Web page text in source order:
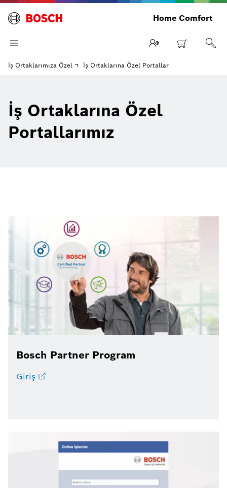
Home Comfort
İş Ortaklarımıza Özel İş Ortaklarına Özel Portallar
İş Ortaklarına Özel
Portallarımız
Bosch Partner Program
Giriş